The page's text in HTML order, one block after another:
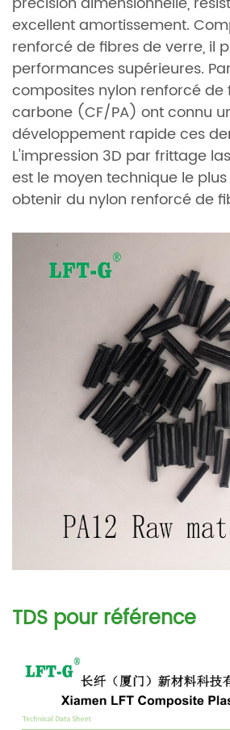
excellent amortissement.
renforcé de fibres de verre, il
performances supérieures.
composites nylon renforcé de
carbone (CF/PA) ont connu
développement rapide ces
L'impression 3D par frittage
est le moyen technique le
obtenir du nylon renforcé de
TDS pour référence